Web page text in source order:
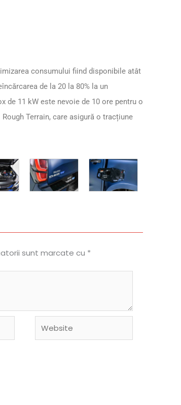
consumului fiind disponibile atât
de la 20 la 80% la un
de 11 kW este nevoie de 10 ore pentru o
Terrain, care asigură o tracțiune
sunt marcate cu *